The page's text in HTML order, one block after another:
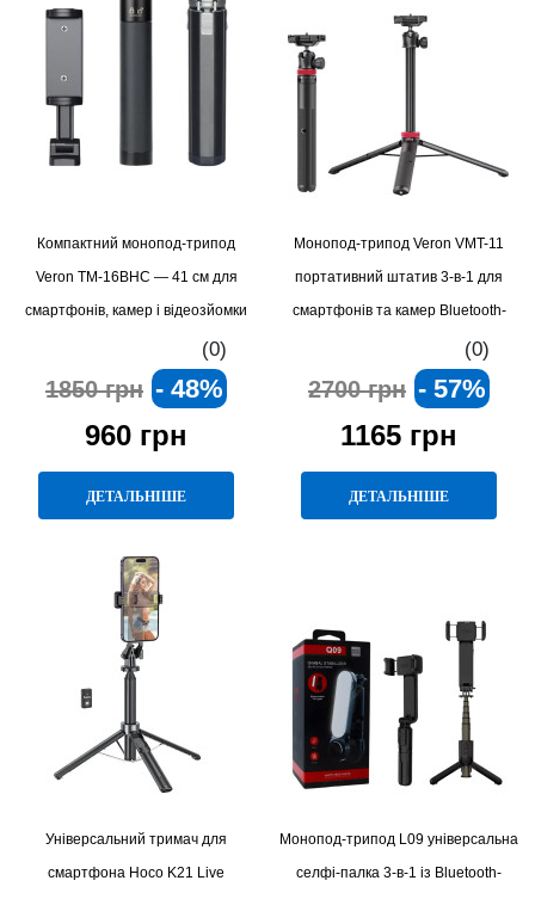
Компактний монопод-трипод
Veron TM-16BHC — 41 см для
смартфонів, камер і відеозйомки
(0)
1850 грн - 48%
960 грн
ДЕТАЛЬНІШЕ
Монопод-трипод Veron VMT-11
портативний штатив 3-в-1 для
смартфонів та камер Bluetooth-
пульт, висота 112 см(0)
2700 грн - 57%
1165 грн
ДЕТАЛЬНІШЕ
Універсальний тримач для
смартфона Hoco K21 Live
Монопод-трипод L09 універсальна
селфі-палка 3-в-1 із Bluetooth-